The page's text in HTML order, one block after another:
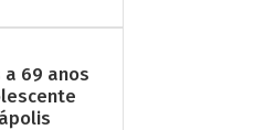
69 anos